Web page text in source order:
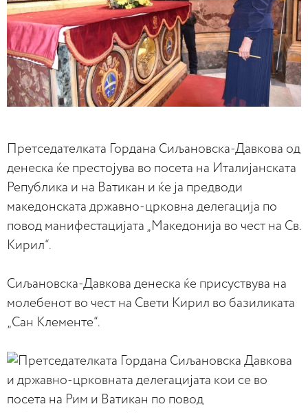
Претседателката Гордана Сиљановска-Давкова од
денеска ќе престојува во посета на Италијанската
Република и на Ватикан и ќе ја предводи
македонската државно-црковна делегација по
повод манифестацијата „Македонија во чест на Св.
Кирил“.
Сиљановска-Давкова денеска ќе присуствува на
молебенот во чест на Свети Кирил во базиликата
„Сан Клементе“.